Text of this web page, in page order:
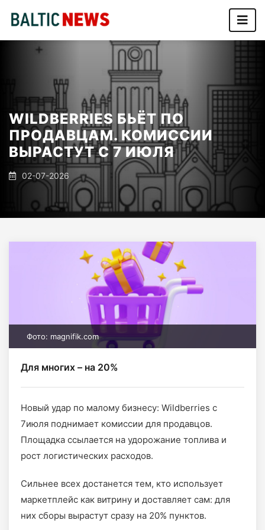
WILDBERRIES БЬЁТ ПО
ПРОДАВЦАМ. КОМИССИИ
ВЫРАСТУТ С 7 ИЮЛЯ
02-07-2026
Фото: magnifik.com
Для многих – на 20%
Новый удар по малому бизнесу: Wildberries с
7июля поднимает комиссии для продавцов.
Площадка ссылается на удорожание топлива и
рост логистических расходов.
Сильнее всех достанется тем, кто использует
маркетплейс как витрину и доставляет сам: для
них сборы вырастут сразу на 20% пунктов.